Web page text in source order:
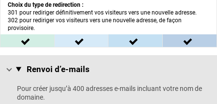
Choix du type de redirection :
301 pour rediriger définitivement vos visiteurs vers une nouvelle adresse.
302 pour rediriger vos visiteurs vers une nouvelle adresse, de façon
provisoire.
inclus dans l'offre BASICinclus dans l'offre ESSENTIEL
inclus dans l'offre
Renvoi d’e-mails
Renvoi d’e-mails :
Pour créer jusqu’à 400 adresses e-mails incluant votre nom de
domaine.